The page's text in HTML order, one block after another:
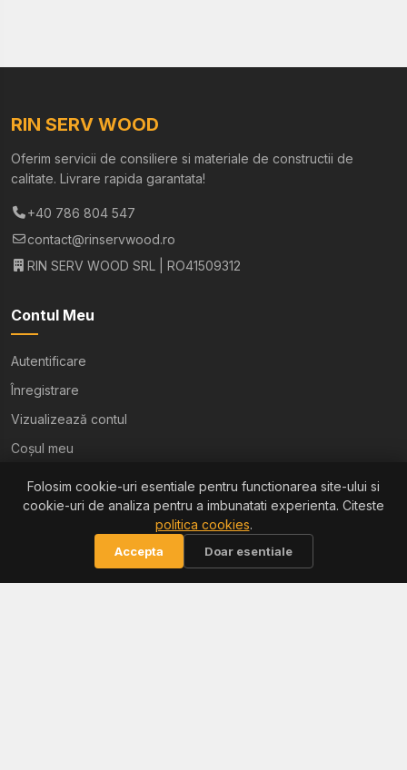
RIN SERV WOOD
Oferim servicii de consiliere si materiale de constructii de
calitate. Livrare rapida garantata!
+40 786 804 547
contact@rinservwood.ro
RIN SERV WOOD SRL | RO41509312
Contul Meu
Autentificare
Înregistrare
Vizualizează contul
Coșul meu
Ajutor
Termeni și condiții
Politica de confidențialitate
Folosim cookie-uri esentiale pentru functionarea site-ului si
cookie-uri de analiza pentru a imbunatati experienta. Citeste
politica cookies.
Accepta Doar esentiale